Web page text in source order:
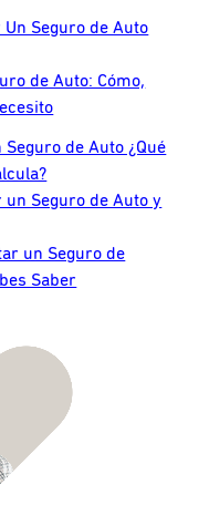
Un Seguro de Auto
de Auto: Cómo,
de Auto ¿Qué
un Seguro de Auto y
un Seguro de
Saber